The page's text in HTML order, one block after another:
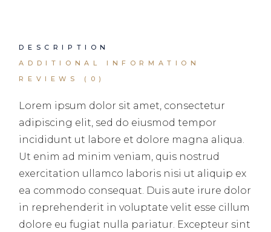
DESCRIPTION
ADDITIONAL INFORMATION
REVIEWS (0)
Lorem ipsum dolor sit amet, consectetur
adipiscing elit, sed do eiusmod tempor
incididunt ut labore et dolore magna aliqua.
Ut enim ad minim veniam, quis nostrud
exercitation ullamco laboris nisi ut aliquip ex
ea commodo consequat. Duis aute irure dolor
in reprehenderit in voluptate velit esse cillum
dolore eu fugiat nulla pariatur. Excepteur sint